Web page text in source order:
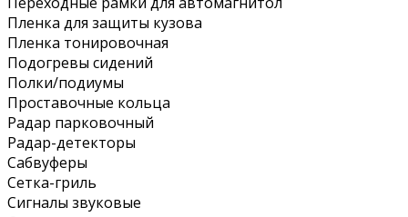
Пленка для защиты кузова
Пленка тонировочная
Подогревы сидений
Полки/подиумы
Проставочные кольца
Радар парковочный
Радар-детекторы
Сабвуферы
Сетка-гриль
Сигналы звуковые